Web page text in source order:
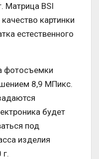
Матрица BSI
картинки
естественного
фотосъемки
8,9 МПикс.
будет
под
изделия